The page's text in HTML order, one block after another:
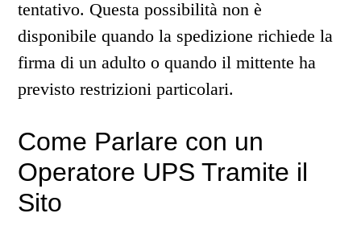
tentativo. Questa possibilità non è
disponibile quando la spedizione richiede la
firma di un adulto o quando il mittente ha
previsto restrizioni particolari.
Come Parlare con un
Operatore UPS Tramite il
Sito